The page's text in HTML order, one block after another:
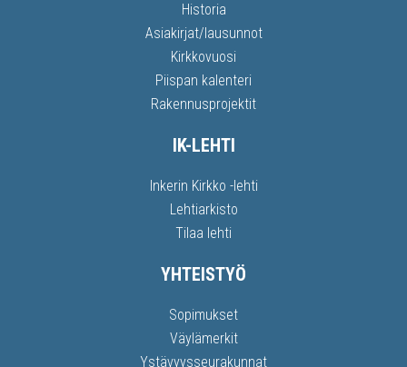
Historia
Asiakirjat/lausunnot
Kirkkovuosi
Piispan kalenteri
Rakennusprojektit
IK-LEHTI
Inkerin Kirkko -lehti
Lehtiarkisto
Tilaa lehti
YHTEISTYÖ
Sopimukset
Väylämerkit
Ystävyysseurakunnat